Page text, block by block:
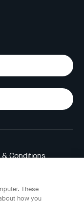
& Conditions
These
how you